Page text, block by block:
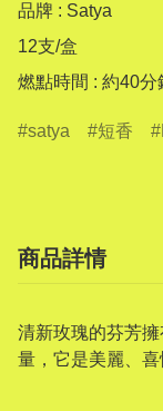
品牌 : Satya
12支/盒
燃點時間 : 約40分
satya 短香
商品詳情
清新玫瑰的芬芳
量，它是美麗、喜